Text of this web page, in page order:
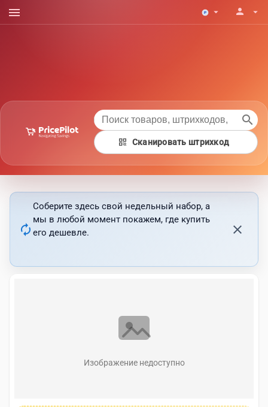
menu arrow_drop_down person arrow_drop_down
search
qr_code Сканировать штрихкод
autorenew
Соберите здесь свой недельный набор, а
мы в любой момент покажем, где купить
его дешевле.
close
Изображение недоступно